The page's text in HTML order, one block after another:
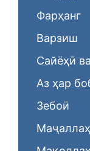
Фарҳанг
Варзиш
Сайёҳӣ
Аз ҳар
Зебоӣ